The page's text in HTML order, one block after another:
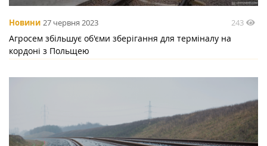
Новини 27 червня 2023 243
Агросем збільшує об'єми зберігання для терміналу на
кордоні з Польщею